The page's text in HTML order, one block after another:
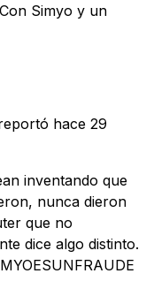
Simyo y un
hace 29
inventando que
nunca dieron
que no
dice algo distinto.